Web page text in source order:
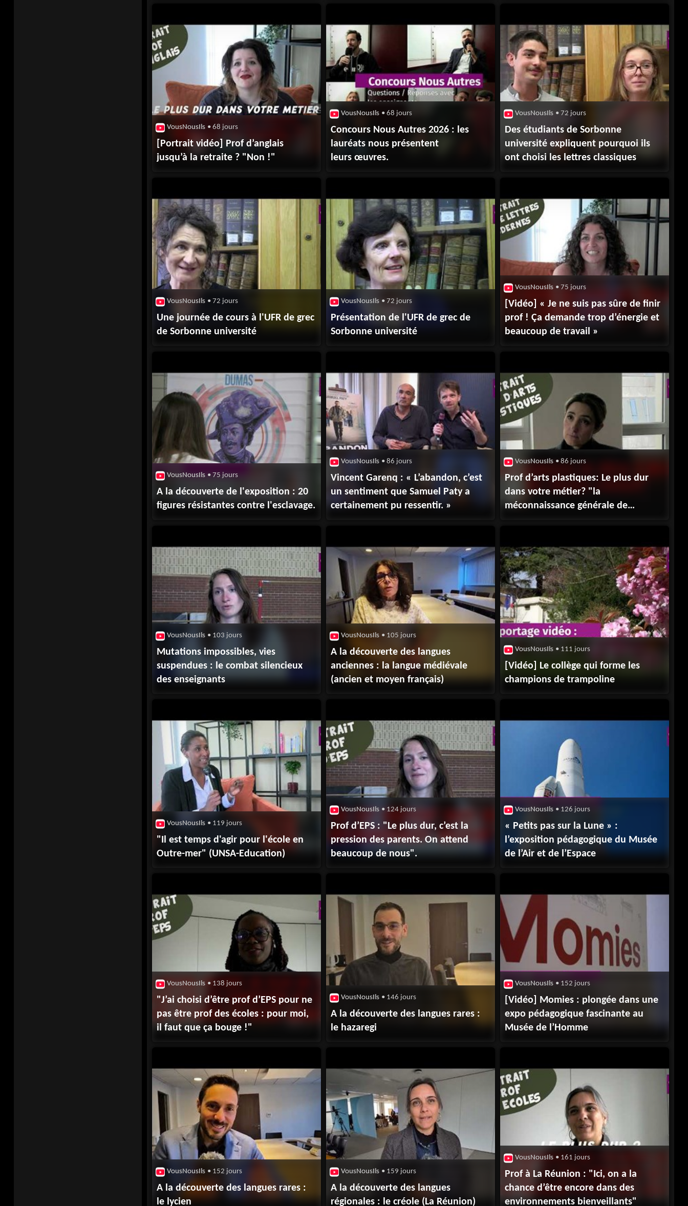
VousNousIls • 68 jours
[Portrait vidéo] Prof d’anglais
jusqu’à la retraite ? "Non !"
VousNousIls • 68 jours
Concours Nous Autres 2026 : les
lauréats nous présentent
leurs œuvres.
VousNousIls • 72 jours
Des étudiants de Sorbonne
université expliquent pourquoi ils
ont choisi les lettres classiques
VousNousIls • 72 jours
Une journée de cours à l'UFR de grec
de Sorbonne université
VousNousIls • 72 jours
Présentation de l'UFR de grec de
Sorbonne université
VousNousIls • 75 jours
[Vidéo] « Je ne suis pas sûre de finir
prof ! Ça demande trop d’énergie et
beaucoup de travail »
VousNousIls • 75 jours
A la découverte de l'exposition : 20
figures résistantes contre l'esclavage.
VousNousIls • 86 jours
Vincent Garenq : « L’abandon, c’est
un sentiment que Samuel Paty a
certainement pu ressentir. »
VousNousIls • 86 jours
Prof d’arts plastiques: Le plus dur
dans votre métier? "la
méconnaissance générale de
VousNousIls • 103 jours
Mutations impossibles, vies
suspendues : le combat silencieux
des enseignants
VousNousIls • 105 jours
A la découverte des langues
anciennes : la langue médiévale
(ancien et moyen français)
VousNousIls • 111 jours
[Vidéo] Le collège qui forme les
champions de trampoline
VousNousIls • 119 jours
"Il est temps d'agir pour l'école en
Outre-mer" (UNSA-Education)
VousNousIls • 124 jours
Prof d’EPS : "Le plus dur, c’est la
pression des parents. On attend
beaucoup de nous".
VousNousIls • 126 jours
« Petits pas sur la Lune » :
l’exposition pédagogique du Musée
de l’Air et de l’Espace
VousNousIls • 138 jours
"J’ai choisi d’être prof d’EPS pour ne
pas être prof des écoles : pour moi,
il faut que ça bouge !"
VousNousIls • 146 jours
A la découverte des langues rares :
le hazaregi
VousNousIls • 152 jours
[Vidéo] Momies : plongée dans une
expo pédagogique fascinante au
Musée de l’Homme
VousNousIls • 152 jours
A la découverte des langues rares :
le lycien
VousNousIls • 159 jours
A la découverte des langues
régionales : le créole (La Réunion)
VousNousIls • 161 jours
Prof à La Réunion : "Ici, on a la
chance d’être encore dans des
environnements bienveillants"